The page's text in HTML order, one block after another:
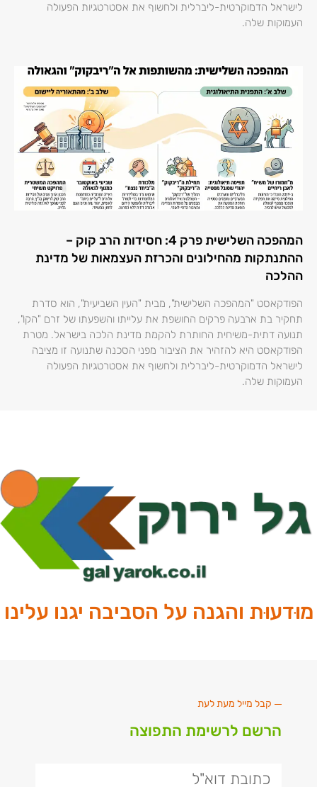
לישראל הדמוקרטית-ליברלית ולחשוף את אסטרטגיות הפעולה
העמוקות שלה.
המהפכה השלישית פרק 4: חסידות הרב קוק –
ההתנתקות מהחילונים והכרזת העצמאות של מדינת
ההלכה
הפודקאסט "המהפכה השלישית", מבית "העין השביעית", הוא סדרת
תחקיר בת ארבעה פרקים החושפת את עלייתו והשפעתו של זרם "הקו",
תנועה דתית-משיחית החותרת להקמת מדינת הלכה בישראל. מטרת
הפודקאסט היא להזהיר את הציבור מפני הסכנה שתנועה זו מציבה
לישראל הדמוקרטית-ליברלית ולחשוף את אסטרטגיות הפעולה
העמוקות שלה.
מוּדעוּת והגנה על הסביבה יגנו עלינו
קבל מייל מעת לעת
הרשם לרשימת התפוצה